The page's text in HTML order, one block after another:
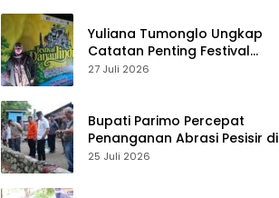
Yuliana Tumonglo Ungkap
Catatan Penting Festival
Danau Lindu: Parkir hingga
27 Juli 2026
Bupati Parimo Percepat
Penanganan Abrasi Pesisir di
Desa Palasa Tengah
25 Juli 2026